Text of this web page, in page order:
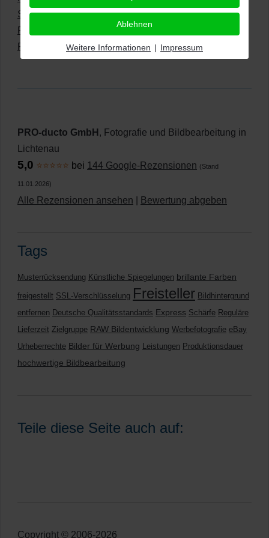
Sonstige Leistungen
Produkte umfärben
Preisliste für digitale Bildbearbeitung
PRO-ducto GmbH , Fotografie und Bildbearbeitung in
Lichtenau
5,0 ⭐⭐⭐⭐⭐ bei 144 Google-Rezensionen (Stand
11.01.2026)
Alle Rezensionen ansehen Bewertung abgeben
Tags
Musterrücksendung Künstliche Spiegelungen brillante Farben
freigestellt SSL-Verschlüsselung Freisteller Bildhintergrund
entfernen Deutsche Qualitätsstandards Express Schärfe Reguläre
Lieferzeit Zielgruppe RAW Bildentwicklung Werbefotografie eBay
Urheberrechte Bilder für Werbung Leistungen Produktionsdauer
hochwertige Bildbearbeitung
Teile diese Seite auch auf:
Copyright © 2006-2026
Ablehnen
Weitere Informationen | Impressum